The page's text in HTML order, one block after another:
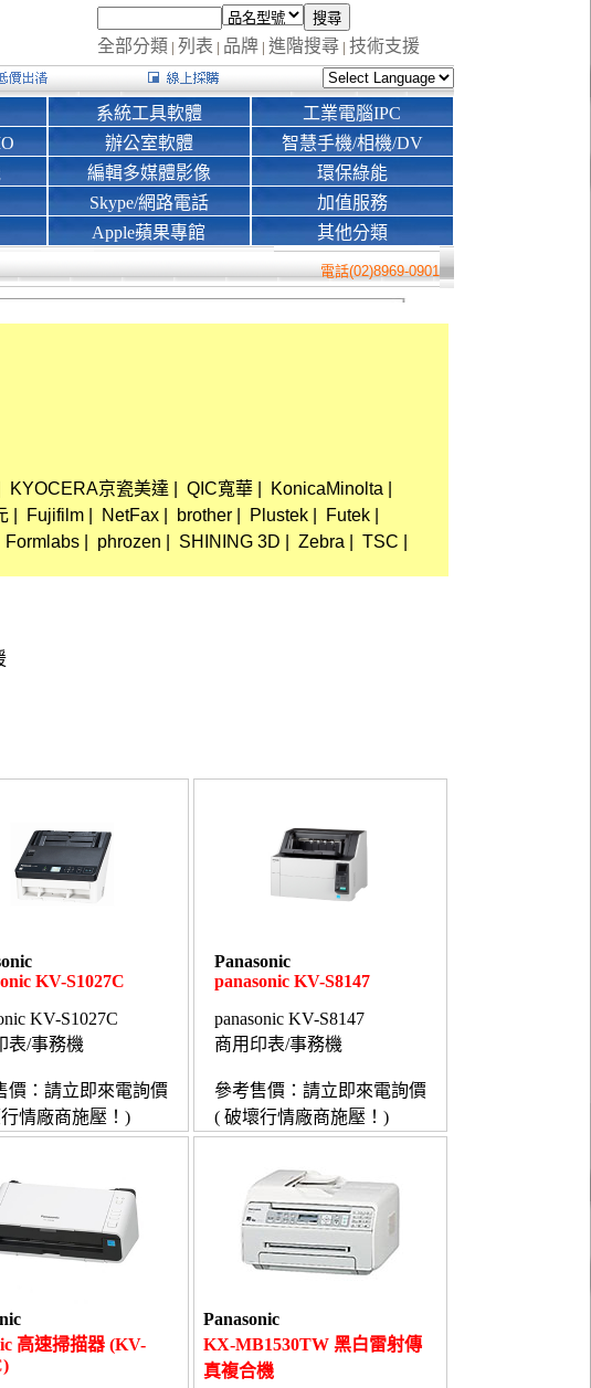
全部分類 | 列表 | 品牌| 進階搜尋| 技術支援
系統工具軟體
辦公室軟體
編輯多媒體影像
Skype/網路電話
Apple蘋果專館
工業電腦IPC
智慧手機/相機/DV
環保綠能
加值服務
其他分類
電話(02)8969-0901
KYOCERA京瓷美達 QIC寬華 KonicaMinolta
Fujifilm NetFax brother Plustek Futek
Formlabs phrozen SHINING 3D Zebra TSC
KV-S1027C
KV-S1027C
表/事務機
價：請立即來電詢價
情廠商施壓！)
Panasonic
panasonic KV-S8147
panasonic KV-S8147
商用印表/事務機
參考售價：請立即來電詢價
( 破壞行情廠商施壓！)
高速掃描器 (KV-
Panasonic
KX-MB1530TW 黑白雷射傳
真複合機